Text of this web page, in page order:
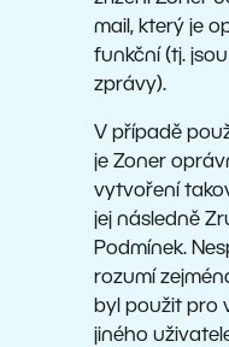
mail, který je
funkční (tj.
zprávy).
V případě
je Zoner
vytvoření
jej následně
Podmínek.
rozumí
byl použit pro
jiného